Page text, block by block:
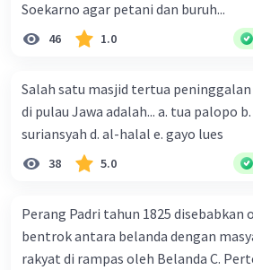
perubahan dalam struktur
Pemilihan nama kabinet sering
konteks politik dan peristiwa
Beri Rating· 0.0( 0) Balas
Iklan
Soekarno agar petani dan buruh...
46 1.0
Salah satu masjid tertua
di pulau Jawa adalah... a. tua palopo b. mantingan c.
suriansyah d. al-halal e. gayo lues
38 5.0
Perang Padri tahun 1825 disebabkan
bentrok antara belanda dengan
rakyat di rampas oleh Belanda C.